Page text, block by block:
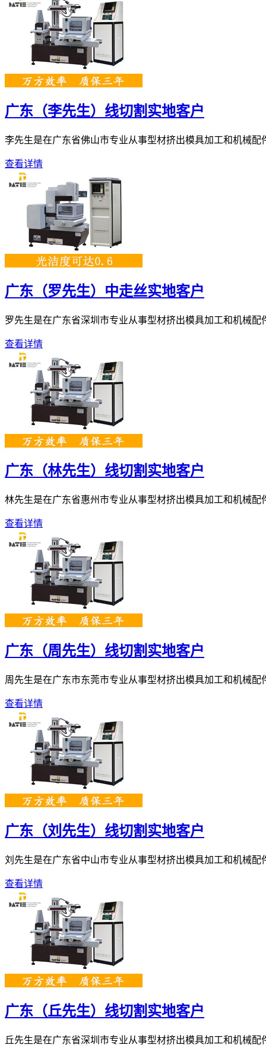
广东（李先生）线切割实地客户
李先生是在广东省佛山市专业从事型材挤出模具加工和机械配
查看详情
广东（罗先生）中走丝实地客户
罗先生是在广东省深圳市专业从事型材挤出模具加工和机械配
查看详情
广东（林先生）线切割实地客户
林先生是在广东省惠州市专业从事型材挤出模具加工和机械配
查看详情
广东（周先生）线切割实地客户
周先生是在广东市东莞市专业从事型材挤出模具加工和机械配
查看详情
广东（刘先生）线切割实地客户
刘先生是在广东省中山市专业从事型材挤出模具加工和机械配
查看详情
广东（丘先生）线切割实地客户
丘先生是在广东省深圳市专业从事型材挤出模具加工和机械配